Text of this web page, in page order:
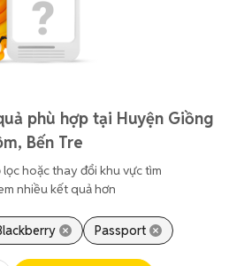
phù hợp tại Huyện Giồng
Bến Tre
hoặc thay đổi khu vực tìm
nhiều kết quả hơn
Passport